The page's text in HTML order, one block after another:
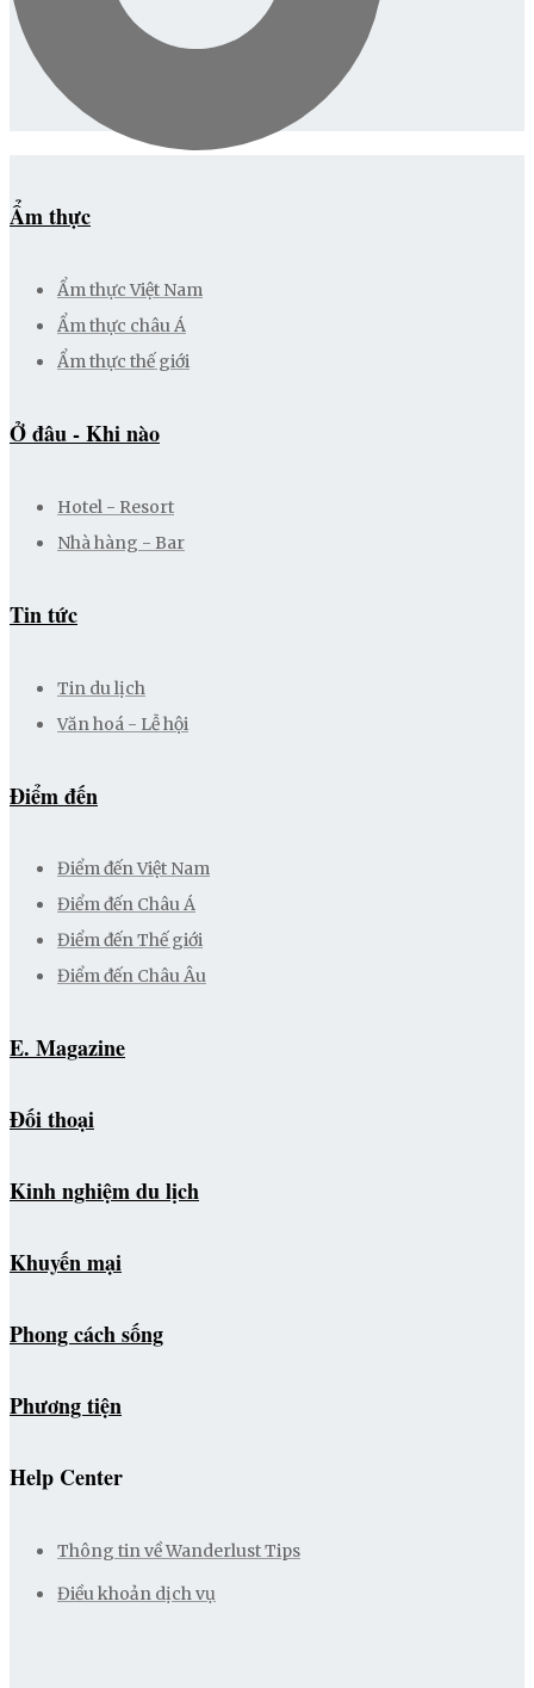
Ẩm thực
Ẩm thực Việt Nam
Ẩm thực châu Á
Ẩm thực thế giới
Ở đâu - Khi nào
Hotel - Resort
Nhà hàng - Bar
Tin tức
Tin du lịch
Văn hoá - Lễ hội
Điểm đến
Điểm đến Việt Nam
Điểm đến Châu Á
Điểm đến Thế giới
Điểm đến Châu Âu
E. Magazine
Đối thoại
Kinh nghiệm du lịch
Khuyến mại
Phong cách sống
Phương tiện
Help Center
Thông tin về Wanderlust Tips
Điều khoản dịch vụ